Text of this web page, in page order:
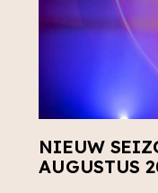
NIEUW
AUGUSTUS